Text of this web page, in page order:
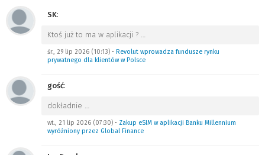
SK:
Ktoś już to ma w aplikacji ? …
śr., 29 lip 2026 (10:13) • Revolut wprowadza fundusze rynku
prywatnego dla klientów w Polsce
gość:
dokładnie …
wt., 21 lip 2026 (07:30) • Zakup eSIM w aplikacji Banku Millennium
wyróżniony przez Global Finance